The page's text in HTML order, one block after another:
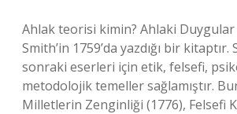
Ahlak teorisi kimin? Ahlaki Duygular
Smith’in 1759’da yazdığı bir kitaptır.
sonraki eserleri için etik, felsefi,
metodolojik temeller sağlamıştır.
Milletlerin Zenginliği (1776), Felsefi